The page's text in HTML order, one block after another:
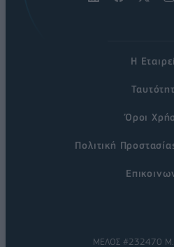
Η
Όροι
Πολιτική
ΜΕΛΟΣ #232470